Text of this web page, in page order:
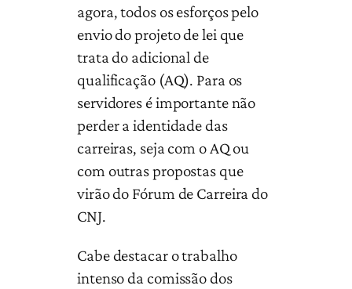
agora, todos os esforços pelo
envio do projeto de lei que
trata do adicional de
qualificação (AQ). Para os
servidores é importante não
perder a identidade das
carreiras, seja com o AQ ou
com outras propostas que
virão do Fórum de Carreira do
CNJ.
Cabe destacar o trabalho
intenso da comissão dos